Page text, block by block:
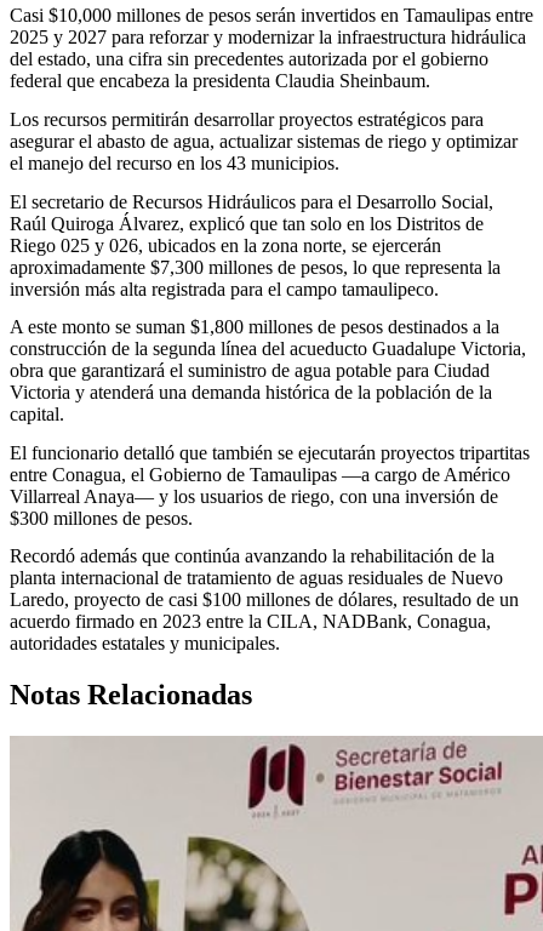
Casi $10,000 millones de pesos serán invertidos en Tamaulipas entre
2025 y 2027 para reforzar y modernizar la infraestructura hidráulica
del estado, una cifra sin precedentes autorizada por el gobierno
federal que encabeza la presidenta Claudia Sheinbaum.
Los recursos permitirán desarrollar proyectos estratégicos para
asegurar el abasto de agua, actualizar sistemas de riego y optimizar
el manejo del recurso en los 43 municipios.
El secretario de Recursos Hidráulicos para el Desarrollo Social,
Raúl Quiroga Álvarez, explicó que tan solo en los Distritos de
Riego 025 y 026, ubicados en la zona norte, se ejercerán
aproximadamente $7,300 millones de pesos, lo que representa la
inversión más alta registrada para el campo tamaulipeco.
A este monto se suman $1,800 millones de pesos destinados a la
construcción de la segunda línea del acueducto Guadalupe Victoria,
obra que garantizará el suministro de agua potable para Ciudad
Victoria y atenderá una demanda histórica de la población de la
capital.
El funcionario detalló que también se ejecutarán proyectos tripartitas
entre Conagua, el Gobierno de Tamaulipas —a cargo de Américo
Villarreal Anaya— y los usuarios de riego, con una inversión de
$300 millones de pesos.
Recordó además que continúa avanzando la rehabilitación de la
planta internacional de tratamiento de aguas residuales de Nuevo
Laredo, proyecto de casi $100 millones de dólares, resultado de un
acuerdo firmado en 2023 entre la CILA, NADBank, Conagua,
autoridades estatales y municipales.
Notas Relacionadas